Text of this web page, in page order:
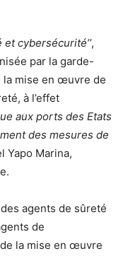
cybersécurité’’,
par la garde-
la mise en œuvre de
à l’effet
aux ports des Etats
des mesures de
Yapo Marina,
agents de sûreté
de
la mise en œuvre